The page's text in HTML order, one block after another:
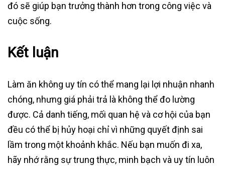
đó sẽ giúp bạn trưởng thành hơn trong công việc và
cuộc sống.
Kết luận
Làm ăn không uy tín có thể mang lại lợi nhuận nhanh
chóng, nhưng giá phải trả là không thể đo lường
được. Cả danh tiếng, mối quan hệ và cơ hội của bạn
đều có thể bị hủy hoại chỉ vì những quyết định sai
lầm trong một khoảnh khắc. Nếu bạn muốn đi xa,
hãy nhớ rằng sự trung thực, minh bạch và uy tín luôn